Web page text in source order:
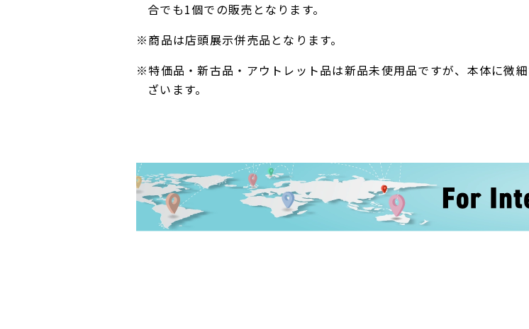
合でも1個での販売となります。
※商品は店頭展示併売品となります。
※特価品・新古品・アウトレット品は新品未使用品ですが、本体に微
ざいます。